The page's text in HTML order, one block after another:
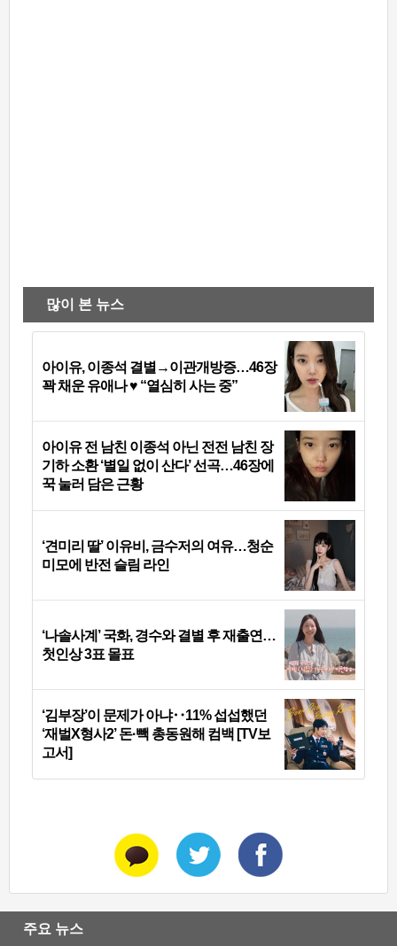
많이 본 뉴스
아이유, 이종석 결별→이관개방증…46장
꽉 채운 유애나 ♥ “열심히 사는 중”
아이유 전 남친 이종석 아닌 전전 남친 장
기하 소환 ‘별일 없이 산다’ 선곡…46장에
꾹 눌러 담은 근황
‘견미리 딸’ 이유비, 금수저의 여유…청순
미모에 반전 슬림 라인
‘나솔사계’ 국화, 경수와 결별 후 재출연…
첫인상 3표 몰표
‘김부장’이 문제가 아냐‥11% 섭섭했던
‘재벌X형사2’ 돈·빽 총동원해 컴백 [TV보
고서]
주요 뉴스